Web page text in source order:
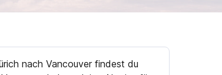
nach Vancouver findest du